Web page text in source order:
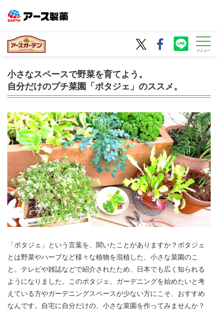
メニュー
園JOY！WEBマガジン
ガーデニング基礎知識
ガーデニングQ＆A
病害虫図鑑
製品情報
サイトマップ プライバシーポリシー
セキュリティポリシー サイトのご利用にあたって
企業情報サイト
小さなスペースで野菜を育てよう。
自分だけのプチ菜園「ポタジェ」のススメ。
「ポタジェ」という言葉を、聞いたことがありますか？ポタジェ
とは野菜やハーブなど様々な植物を混植した、小さな菜園のこ
と。テレビや雑誌などで紹介されたため、日本でも広く知られる
ようになりました。このポタジェ、ガーデニングを始めたいと考
えている方やガーデニングスペースが少ない方にこそ、おすすめ
なんです。自宅に自分だけの、小さな菜園を作ってみませんか？